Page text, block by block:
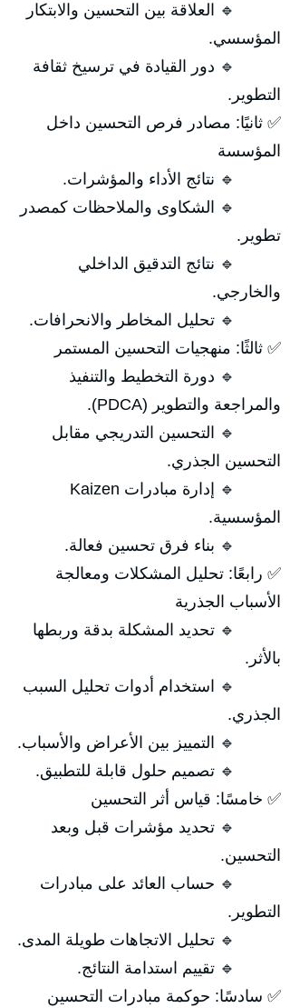
🔹 العلاقة بين التحسين والابتكار
المؤسسي.
🔹 دور القيادة في ترسيخ ثقافة
التطوير.
✅ ثانيًا: مصادر فرص التحسين داخل
المؤسسة
🔹 نتائج الأداء والمؤشرات.
🔹 الشكاوى والملاحظات كمصدر
تطوير.
🔹 نتائج التدقيق الداخلي
والخارجي.
🔹 تحليل المخاطر والانحرافات.
✅ ثالثًا: منهجيات التحسين المستمر
🔹 دورة التخطيط والتنفيذ
والمراجعة والتطوير (PDCA).
🔹 التحسين التدريجي مقابل
التحسين الجذري.
🔹 إدارة مبادرات Kaizen
المؤسسية.
🔹 بناء فرق تحسين فعالة.
✅ رابعًا: تحليل المشكلات ومعالجة
الأسباب الجذرية
🔹 تحديد المشكلة بدقة وربطها
بالأثر.
🔹 استخدام أدوات تحليل السبب
الجذري.
🔹 التمييز بين الأعراض والأسباب.
🔹 تصميم حلول قابلة للتطبيق.
✅ خامسًا: قياس أثر التحسين
🔹 تحديد مؤشرات قبل وبعد
التحسين.
🔹 حساب العائد على مبادرات
التطوير.
🔹 تحليل الاتجاهات طويلة المدى.
🔹 تقييم استدامة النتائج.
✅ سادسًا: حوكمة مبادرات التحسين